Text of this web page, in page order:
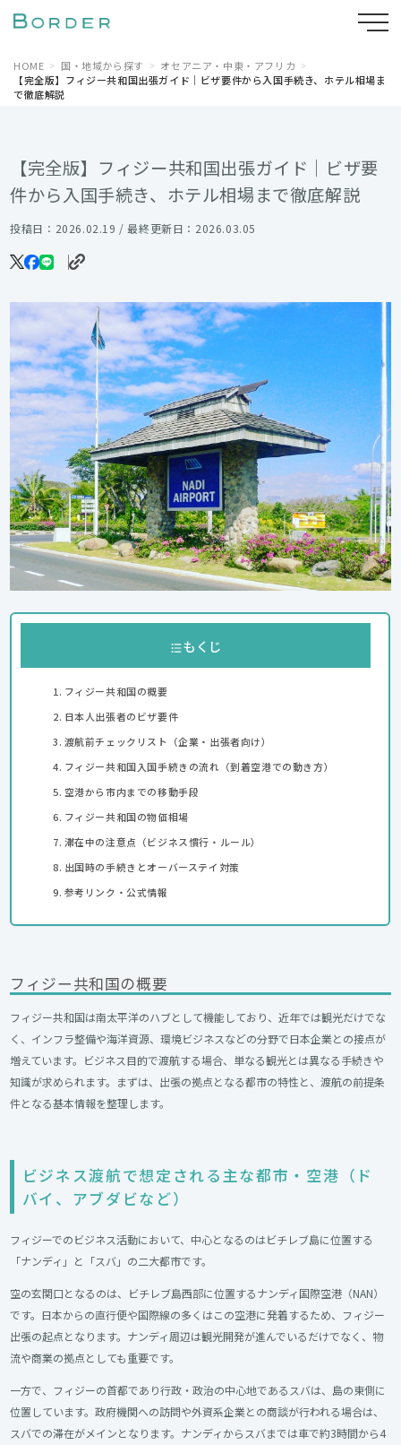
HOME 国・地域から探す
オセアニア・中東・アフリカ
【完全版】フィジー共和国出張ガイド｜ビザ要件から入国手続き、ホテル相場ま
で徹底解説
【完全版】フィジー共和国出張ガイド｜ビザ要
件から入国手続き、ホテル相場まで徹底解説
投稿日：2026.02.19 / 最終更新日：2026.03.05
もくじ
フィジー共和国の概要
日本人出張者のビザ要件
渡航前チェックリスト（企業・出張者向け）
フィジー共和国入国手続きの流れ（到着空港での動き方）
空港から市内までの移動手段
フィジー共和国の物価相場
滞在中の注意点（ビジネス慣行・ルール）
出国時の手続きとオーバーステイ対策
参考リンク・公式情報
フィジー共和国の概要
フィジー共和国は南太平洋のハブとして機能しており、近年では観光だけでな
く、インフラ整備や海洋資源、環境ビジネスなどの分野で日本企業との接点が
増えています。ビジネス目的で渡航する場合、単なる観光とは異なる手続きや
知識が求められます。まずは、出張の拠点となる都市の特性と、渡航の前提条
件となる基本情報を整理します。
ビジネス渡航で想定される主な都市・空港（ド
バイ、アブダビなど）​
フィジーでのビジネス活動において、中心となるのはビチレブ島に位置する
「ナンディ」と「スバ」の二大都市です。
空の玄関口となるのは、ビチレブ島西部に位置するナンディ国際空港（NAN）
です。日本からの直行便や国際線の多くはこの空港に発着するため、フィジー
出張の起点となります。ナンディ周辺は観光開発が進んでいるだけでなく、物
流や商業の拠点としても重要です。
一方で、フィジーの首都であり行政・政治の中心地であるスバは、島の東側に
位置しています。政府機関への訪問や外資系企業との商談が行われる場合は、
スバでの滞在がメインとなります。ナンディからスバまでは車で約3時間から4